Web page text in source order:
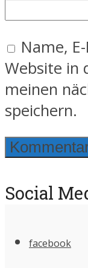
Name,
Website in
meinen
speichern.
Social
facebook